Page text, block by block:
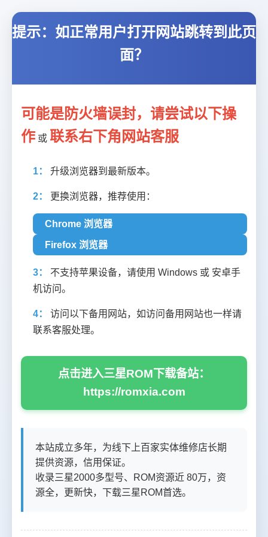
提示：如正常用户打开网站跳转到此页
面？
可能是防火墙误封，请尝试以下操
作 或 联系右下角网站客服
1： 升级浏览器到最新版本。
2： 更换浏览器，推荐使用：
Chrome 浏览器
Firefox 浏览器
3：
不支持苹果设备，请使用 Windows 或 安卓手
机访问。
4：
访问以下备用网站，如访问备用网站也一样请
联系客服处理。
点击进入三星ROM下载备站：
https://romxia.com
本站成立多年，为线下上百家实体维修店长期
提供资源，信用保证。
收录三星2000多型号、ROM资源近 80万，资
源全，更新快，下载三星ROM首选。